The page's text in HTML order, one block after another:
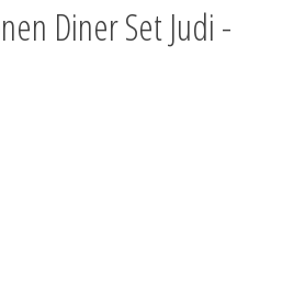
Diner Set Judi -
product is